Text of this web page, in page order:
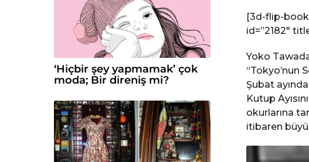
[3d-flip-book
id=”2182″
Yoko
“Tokyo’nun
Şubat
Kutup
okurlarına
itibaren
‘Hiçbir şey yapmamak’ çok
moda; Bir direniş mi?